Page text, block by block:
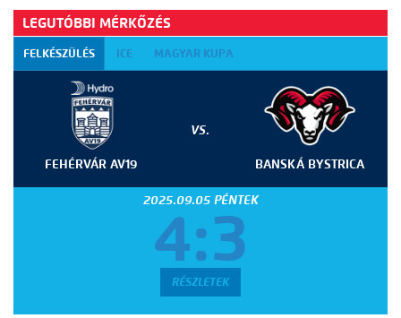
LEGUTÓBBI MÉRKŐZÉS
FELKÉSZÜLÉS ICE MAGYAR KUPA
FEHÉRVÁR AV19
VS.
BANSKÁ BYSTRICA
2025.09.05 PÉNTEK
4:3
RÉSZLETEK